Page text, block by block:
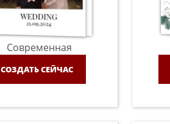
Современная
СОЗДАТЬ СЕЙЧАС